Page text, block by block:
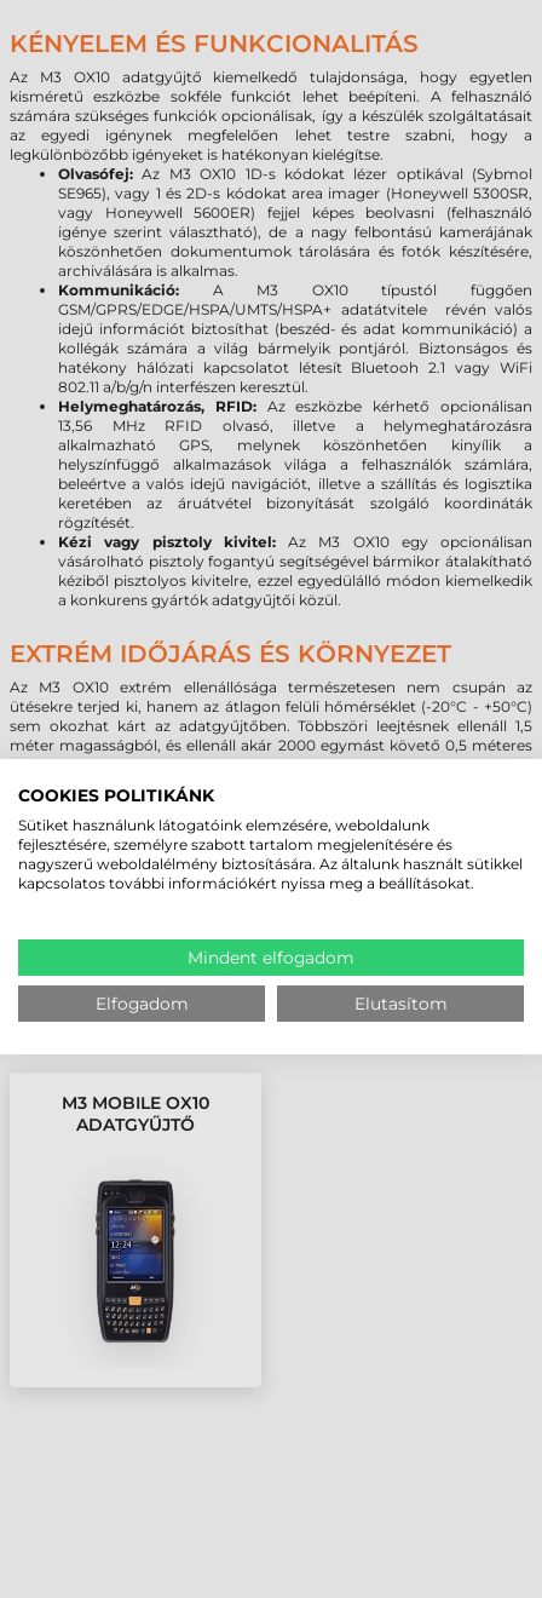
KÉNYELEM ÉS FUNKCIONALITÁS
Az M3 OX10 adatgyűjtő kiemelkedő tulajdonsága, hogy egyetlen
kisméretű eszközbe sokféle funkciót lehet beépíteni. A felhasználó
számára szükséges funkciók opcionálisak, így a készülék szolgáltatásait
az egyedi igénynek megfelelően lehet testre szabni, hogy a
legkülönbözőbb igényeket is hatékonyan kielégítse.
Olvasófej:Az M3 OX10 1D-s kódokat lézer optikával (Sybmol
SE965), vagy 1 és 2D-s kódokat area imager (Honeywell 5300SR,
vagy Honeywell 5600ER) fejjel képes beolvasni (felhasználó
igénye szerint választható), de a nagy felbontású kamerájának
köszönhetően dokumentumok tárolására és fotók készítésére,
archiválására is alkalmas.
Kommunikáció: A M3 OX10 típustól függően
GSM/GPRS/EDGE/HSPA/UMTS/HSPA+ adatátvitele révén valós
idejű információt biztosíthat (beszéd- és adat kommunikáció) a
kollégák számára a világ bármelyik pontjáról. Biztonságos és
hatékony hálózati kapcsolatot létesít Bluetooh 2.1 vagy WiFi
802.11 a/b/g/n interfészen keresztül.
Helymeghatározás, RFID: Az eszközbe kérhető opcionálisan
13,56 MHz RFID olvasó, illetve a helymeghatározásra
alkalmazható GPS, melynek köszönhetően kinyílik a
helyszínfüggő alkalmazások világa a felhasználók számlára,
beleértve a valós idejű navigációt, illetve a szállítás és logisztika
keretében az áruátvétel bizonyítását szolgáló koordináták
rögzítését.
Kézi vagy pisztoly kivitel: Az M3 OX10 egy opcionálisan
vásárolható pisztoly fogantyú segítségével bármikor átalakítható
kéziből pisztolyos kivitelre, ezzel egyedülálló módon kiemelkedik
a konkurens gyártók adatgyűjtői közül.
EXTRÉM IDŐJÁRÁS ÉS KÖRNYEZET
Az M3 OX10 extrém ellenállósága természetesen nem csupán az
ütésekre terjed ki, hanem az átlagon felüli hőmérséklet (-20°C - +50°C)
sem okozhat kárt az adatgyűjtőben. Többszöri leejtésnek ellenáll 1,5
méter magasságból, és ellenáll akár 2000 egymást követő 0,5 méteres
esésből eredő ütésnek is. Magas szintű védelem a por és fröccsenő
MEGBÍZHAT BENNÜNK! ISMERJE MEG
VÁSÁRLÓINK VÉLEMÉNYÉT
KÖVESSE BE YOUTUBE CSATORNÁNKAT!
LEGUTÓBB MEGTEKINTETT TERMÉKEK
M3 MOBILE OX10
ADATGYŰJTŐ
COOKIES POLITIKÁNK
Sütiket használunk látogatóink elemzésére, weboldalunk
fejlesztésére, személyre szabott tartalom megjelenítésére és
nagyszerű weboldalélmény biztosítására. Az általunk használt sütikkel
kapcsolatos további információkért nyissa meg a beállításokat.
Mindent elfogadom
Elfogadom Elutasítom